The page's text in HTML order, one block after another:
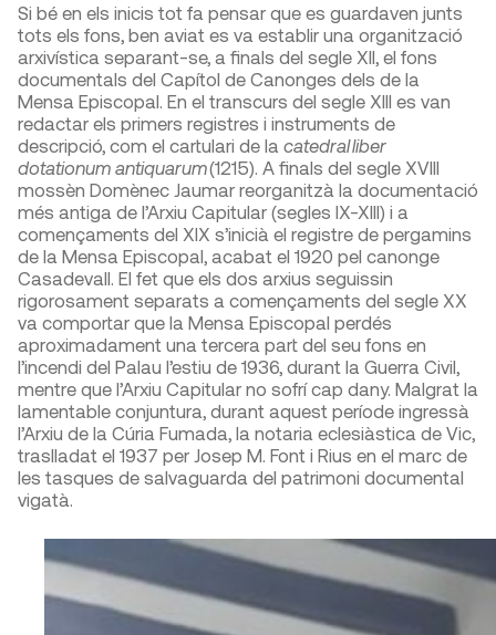
Si bé en els inicis tot fa pensar que es guardaven junts
tots els fons, ben aviat es va establir una organització
arxivística separant-se, a finals del segle XII, el fons
documentals del Capítol de Canonges dels de la
Mensa Episcopal. En el transcurs del segle XIII es van
redactar els primers registres i instruments de
descripció, com el cartulari de la catedral liber
dotationum antiquarum(1215). A finals del segle XVIII
mossèn Domènec Jaumar reorganitzà la documentació
més antiga de l’Arxiu Capitular (segles IX-XIII) i a
començaments del XIX s’inicià el registre de pergamins
de la Mensa Episcopal, acabat el 1920 pel canonge
Casadevall. El fet que els dos arxius seguissin
rigorosament separats a començaments del segle XX
va comportar que la Mensa Episcopal perdés
aproximadament una tercera part del seu fons en
l’incendi del Palau l’estiu de 1936, durant la Guerra Civil,
mentre que l’Arxiu Capitular no sofrí cap dany. Malgrat la
lamentable conjuntura, durant aquest període ingressà
l’Arxiu de la Cúria Fumada, la notaria eclesiàstica de Vic,
traslladat el 1937 per Josep M. Font i Rius en el marc de
les tasques de salvaguarda del patrimoni documental
vigatà.